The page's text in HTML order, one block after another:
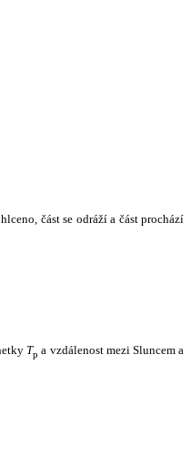
část se odráží a část prochází
Tp a vzdálenost mezi Sluncem a